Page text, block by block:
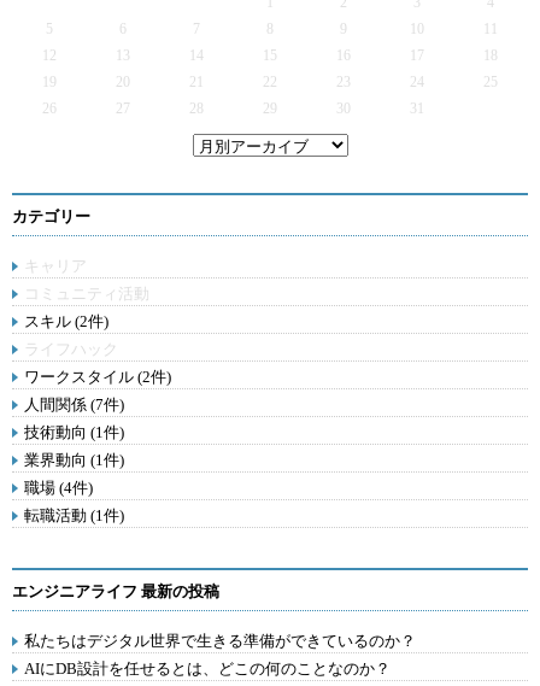
5
6 7 9
12
13 14 15 16 17
19
20 21 22 23 24
25
26
27 28 29 30 31
カテゴリー
キャリア
コミュニティ活動
スキル (2件)
ライフハック
ワークスタイル (2件)
人間関係 (7件)
技術動向 (1件)
業界動向 (1件)
職場 (4件)
転職活動 (1件)
エンジニアライフ 最新の投稿
私たちはデジタル世界で生きる準備ができているのか？
AIにDB設計を任せるとは、どこの何のことなのか？